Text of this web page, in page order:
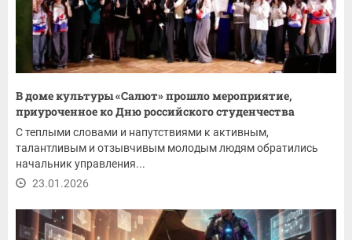
В доме культуры «Салют» прошло мероприятие,
приуроченное ко Дню российского студенчества
С теплыми словами и напутствиями к активным,
талантливым и отзывчивым молодым людям обратились
начальник управления...
23.01.2026